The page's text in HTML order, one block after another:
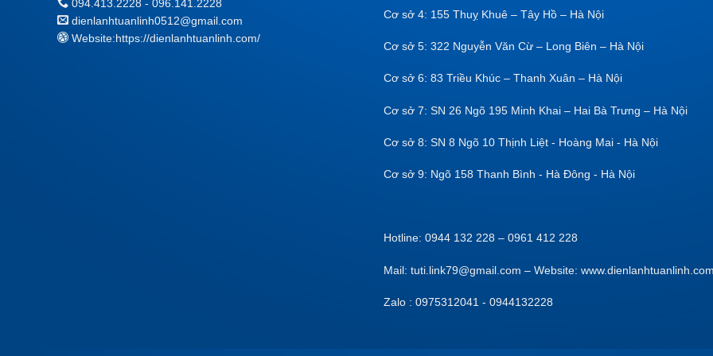
094.413.2228 - 096.141.2228
dienlanhtuanlinh0512@gmail.com
Website:https://dienlanhtuanlinh.com/
Cơ sở 4: 155 Thuỵ Khuê – Tây Hồ – Hà Nội
Cơ sở 5: 322 Nguyễn Văn Cừ – Long Biên – Hà Nội
Cơ sở 6: 83 Triều Khúc – Thanh Xuân – Hà Nội
Cơ sở 7: SN 26 Ngõ 195 Minh Khai – Hai Bà Trưng – Hà Nội
Cơ sở 8: SN 8 Ngõ 10 Thịnh Liệt - Hoàng Mai - Hà Nội
Cơ sở 9: Ngõ 158 Thanh Bình - Hà Đông - Hà Nội
Hotline: 0944 132 228 – 0961 412 228
Mail: tuti.link79@gmail.com – Website:
Zalo : 0975312041 - 0944132228